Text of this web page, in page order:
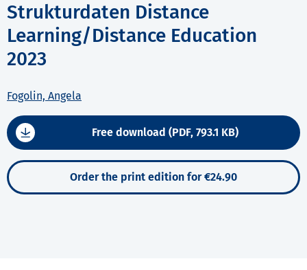
Strukturdaten Distance
Learning/Distance Education
2023
Fogolin, Angela
Free download (PDF, 793.1 KB)
Order the print edition for €24.90